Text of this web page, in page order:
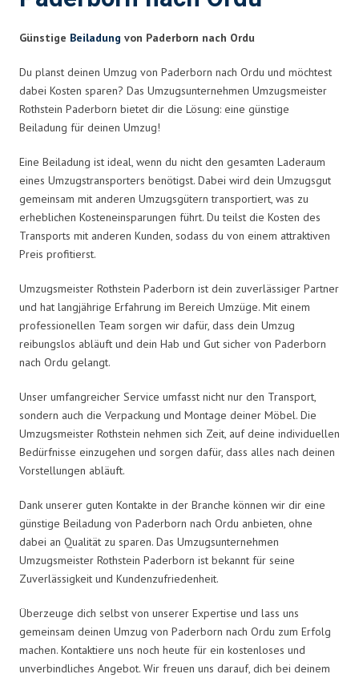
Günstige Beiladung von Paderborn nach Ordu
Du planst deinen Umzug von Paderborn nach Ordu und möchtest
dabei Kosten sparen? Das Umzugsunternehmen Umzugsmeister
Rothstein Paderborn bietet dir die Lösung: eine günstige
Beiladung für deinen Umzug!
Eine Beiladung ist ideal, wenn du nicht den gesamten Laderaum
eines Umzugstransporters benötigst. Dabei wird dein Umzugsgut
gemeinsam mit anderen Umzugsgütern transportiert, was zu
erheblichen Kosteneinsparungen führt. Du teilst die Kosten des
Transports mit anderen Kunden, sodass du von einem attraktiven
Preis profitierst.
Umzugsmeister Rothstein Paderborn ist dein zuverlässiger Partner
und hat langjährige Erfahrung im Bereich Umzüge. Mit einem
professionellen Team sorgen wir dafür, dass dein Umzug
reibungslos abläuft und dein Hab und Gut sicher von Paderborn
nach Ordu gelangt.
Unser umfangreicher Service umfasst nicht nur den Transport,
sondern auch die Verpackung und Montage deiner Möbel. Die
Umzugsmeister Rothstein nehmen sich Zeit, auf deine individuellen
Bedürfnisse einzugehen und sorgen dafür, dass alles nach deinen
Vorstellungen abläuft.
Dank unserer guten Kontakte in der Branche können wir dir eine
günstige Beiladung von Paderborn nach Ordu anbieten, ohne
dabei an Qualität zu sparen. Das Umzugsunternehmen
Umzugsmeister Rothstein Paderborn ist bekannt für seine
Zuverlässigkeit und Kundenzufriedenheit.
Überzeuge dich selbst von unserer Expertise und lass uns
gemeinsam deinen Umzug von Paderborn nach Ordu zum Erfolg
machen. Kontaktiere uns noch heute für ein kostenloses und
unverbindliches Angebot. Wir freuen uns darauf, dich bei deinem